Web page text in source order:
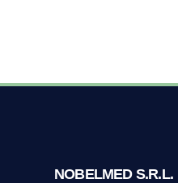
NOBELMED S.R.L.